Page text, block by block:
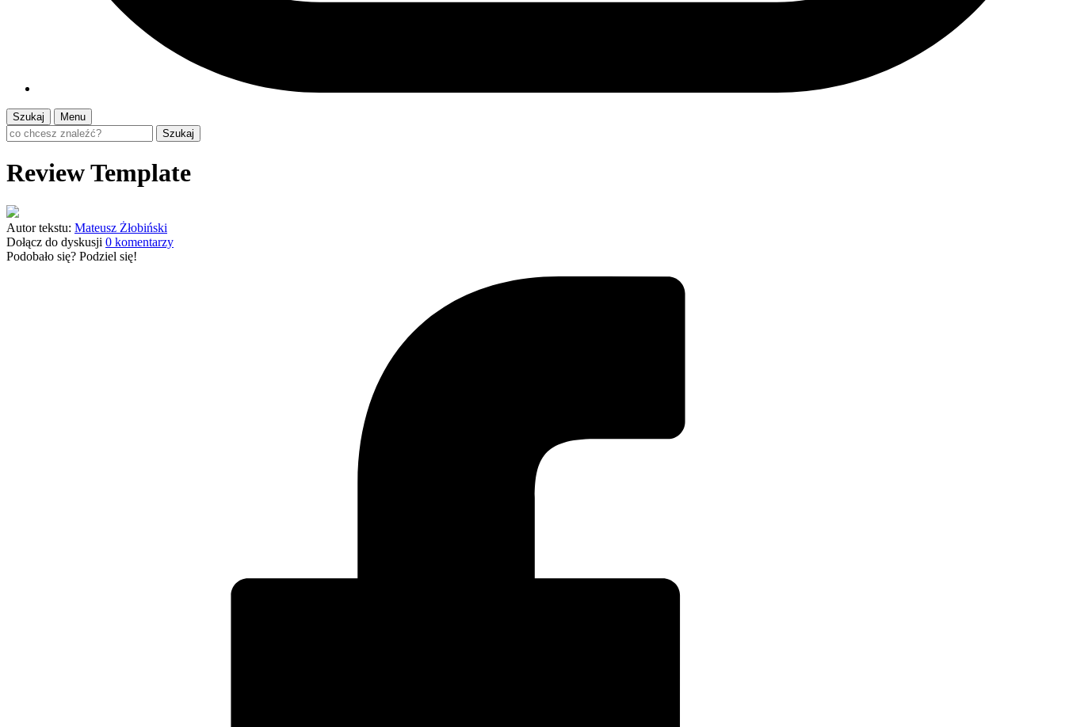
Szukaj
Menu
Szukaj
Review Template
Autor tekstu: Mateusz Żłobiński
Dołącz do dyskusji 0 komentarzy
Podobało się? Podziel się!